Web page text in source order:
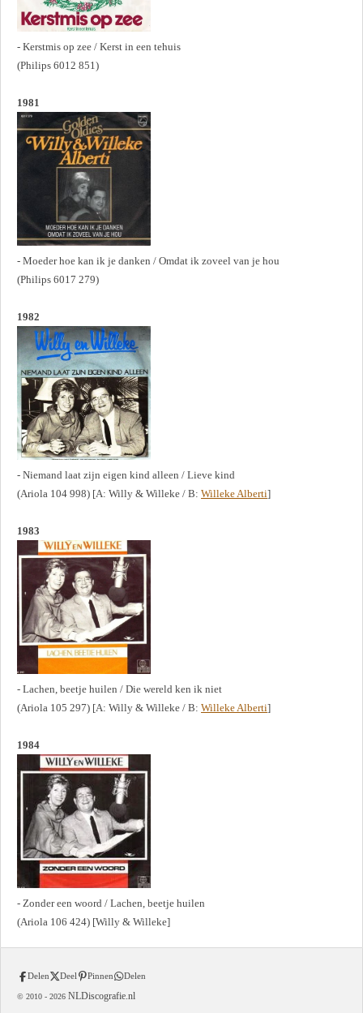
- Kerstmis op zee / Kerst in een tehuis
(Philips 6012 851)
1981
- Moeder hoe kan ik je danken / Omdat ik zoveel van je hou
(Philips 6017 279)
1982
- Niemand laat zijn eigen kind alleen / Lieve kind
(Ariola 104 998) [A: Willy & Willeke / B: Willeke Alberti]
1983
- Lachen, beetje huilen / Die wereld ken ik niet
(Ariola 105 297) [A: Willy & Willeke / B: Willeke Alberti]
1984
- Zonder een woord / Lachen, beetje huilen
(Ariola 106 424) [Willy & Willeke]
Delen Deel Pinnen Delen
© 2010 - 2026 NLDiscografie.nl